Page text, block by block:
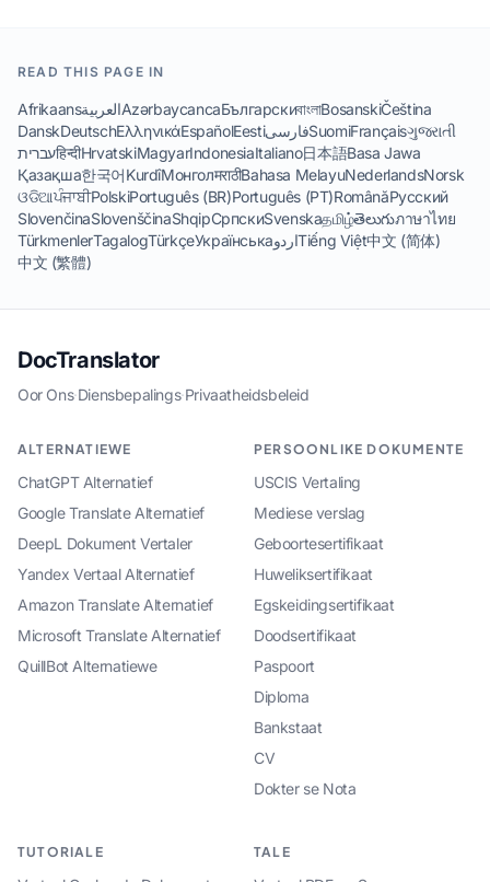
READ THIS PAGE IN
AfrikaansالعربيةAzərbaycancaБългарскиবাংলাBosanskiČeština
DanskDeutschΕλληνικάEspañolEestiفارسیSuomiFrançaisગુજરાતી
עבריתहिन्दीHrvatskiMagyarIndonesiaItaliano日本語Basa Jawa
Қазақша한국어KurdîМонголमराठीBahasa MelayuNederlandsNorsk
ଓଡିଆਪੰਜਾਬੀPolskiPortuguês (BR)Português (PT)RomânăРусский
SlovenčinaSlovenščinaShqipСрпскиSvenskaதமிழ்తెలుగుภาษาไทย
TürkmenlerTagalogTürkçeУкраїнськаاردوTiếng Việt中文 (简体)
中文 (繁體)
DocTranslator
Oor Ons·Diensbepalings·Privaatheidsbeleid
ALTERNATIEWE
ChatGPT Alternatief
Google Translate Alternatief
DeepL Dokument Vertaler
Yandex Vertaal Alternatief
Amazon Translate Alternatief
Microsoft Translate Alternatief
QuillBot Alternatiewe
PERSOONLIKE DOKUMENTE
USCIS Vertaling
Mediese verslag
Geboortesertifikaat
Huweliksertifikaat
Egskeidingsertifikaat
Doodsertifikaat
Paspoort
Diploma
Bankstaat
CV
Dokter se Nota
TUTORIALE TALE